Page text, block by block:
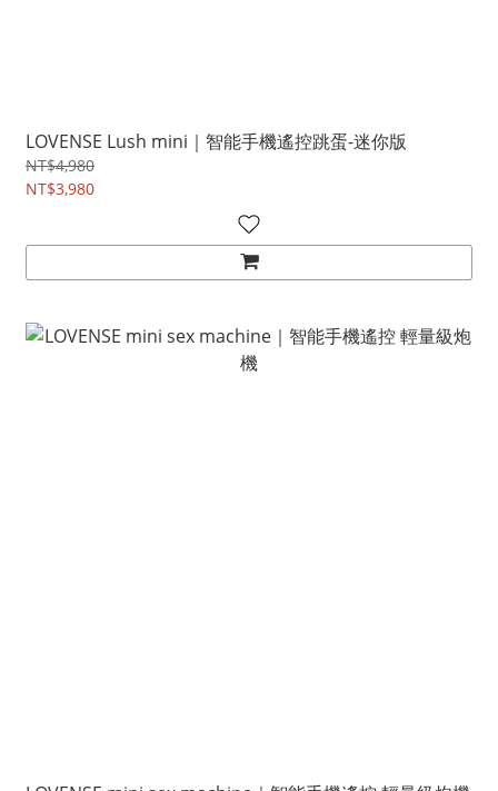
LOVENSE Lush mini｜智能手機遙控跳蛋-迷你版
NT$4,980
NT$3,980